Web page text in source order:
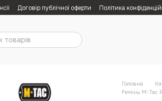
Договір публічної оферти Політика
Головна
Ремінь M-Tac